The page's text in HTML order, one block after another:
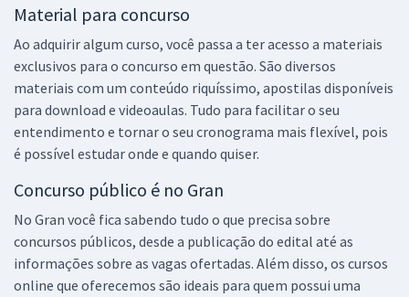
Material para concurso
Ao adquirir algum curso, você passa a ter acesso a materiais
exclusivos para o concurso em questão. São diversos
materiais com um conteúdo riquíssimo, apostilas disponíveis
para download e videoaulas. Tudo para facilitar o seu
entendimento e tornar o seu cronograma mais flexível, pois
é possível estudar onde e quando quiser.
Concurso público é no Gran
No Gran você fica sabendo tudo o que precisa sobre
concursos públicos, desde a publicação do edital até as
informações sobre as vagas ofertadas. Além disso, os cursos
online que oferecemos são ideais para quem possui uma